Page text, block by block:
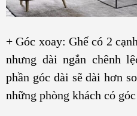
+ Góc xoay: Ghế có 2
nhưng dài ngắn chênh
phần góc dài sẽ dài hơn
những phòng khách có